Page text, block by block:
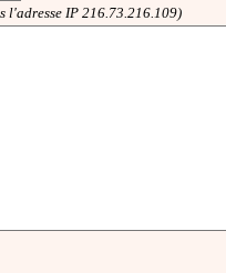
l'adresse IP 216.73.216.109)